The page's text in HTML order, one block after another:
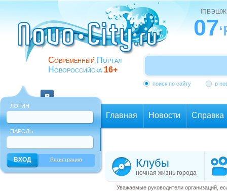
Современный Портал
Новороссийска 16+
07
поиск по сайту в
ЛОГИН
ПАРОЛЬ
Регистрация
Главная Новости Справка
Клубы
ночная жизнь города
Уважаемые руководители организаций,